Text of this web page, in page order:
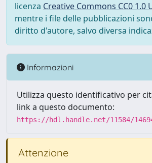
licenza Creative Commons CC0 1.0
mentre i file delle pubblicazioni
diritto d'autore, salvo diversa
Informazioni
Utilizza questo identificativo per
link a questo documento:
https://hdl.handle.net/11584/
Attenzione